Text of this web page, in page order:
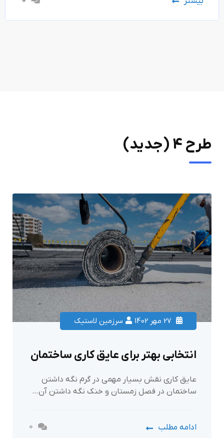
طرح 4 (جدید)
سرزمین لاستیک
انتخابی بهتر برای عایق کاری ساختمان
عایق کاری نقش بسیار مهمی در گرم نگه داشتن
ساختمان در فصل زمستان و خنک نگه داشتن آن…
ادامه مطلب 0